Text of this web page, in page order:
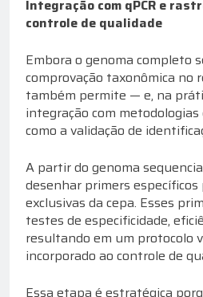
Integração com qPCR e
controle de qualidade
Embora o genoma completo
comprovação taxonômica no
também permite — e, na
integração com
como a validação de
A partir do genoma
desenhar primers específicos
exclusivas da cepa. Esses
testes de especificidade,
resultando em um protocolo
incorporado ao controle de
Essa etapa é estratégica